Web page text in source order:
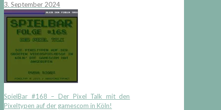
3. September 2024
SpielBar #168 – Der Pixel Talk mit den
Pixeltypen auf der gamescom in Köln!